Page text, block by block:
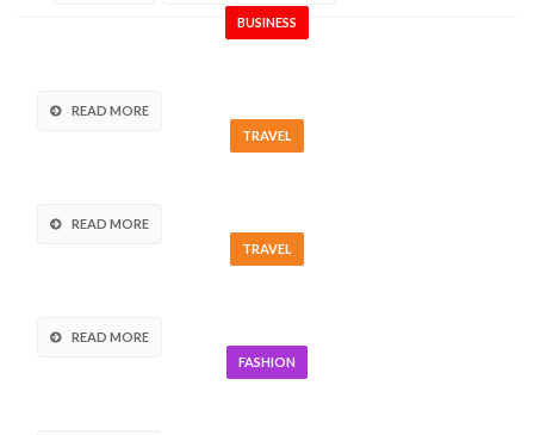
BUSINESS
READ MORE
TRAVEL
READ MORE
TRAVEL
READ MORE
FASHION